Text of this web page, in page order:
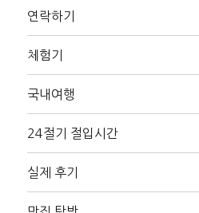
연락하기
체험기
국내여행
24절기 절입시간
실제 후기